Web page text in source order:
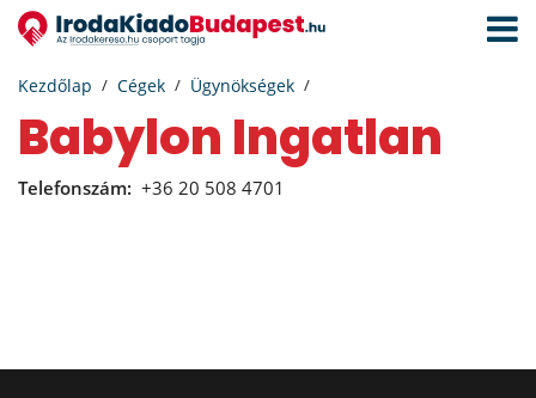
Kezdőlap Cégek Ügynökségek
Babylon Ingatlan
Telefonszám: +36 20 508 4701